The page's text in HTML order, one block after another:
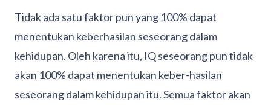
Tidak ada satu faktor pun yang 100% dapat
menentukan keberhasilan seseorang dalam
kehidupan. Oleh karena itu, IQ seseorang pun tidak
akan 100% dapat menentukan keber-hasilan
seseorang dalam kehidupan itu. Semua faktor akan